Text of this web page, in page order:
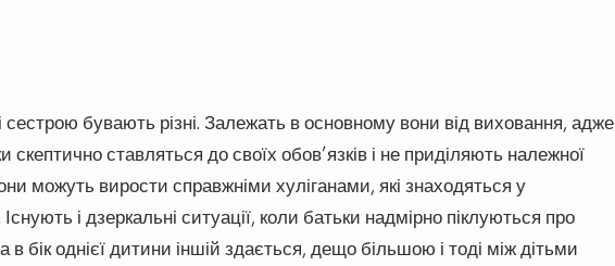
сестрою бувають різні. Залежать в основному вони від виховання, адже
скептично ставляться до своїх обов’язків і не приділяють належної
можуть вирости справжніми хуліганами, які знаходяться у
Існують і дзеркальні ситуації, коли батьки надмірно піклуються про
в бік однієї дитини іншій здається, дещо більшою і тоді між дітьми